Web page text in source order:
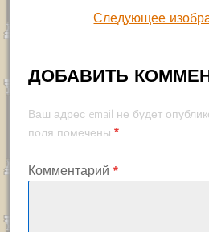
Следующее
ДОБАВИТЬ
Ваш адрес email не будет
поля помечены *
Комментарий *